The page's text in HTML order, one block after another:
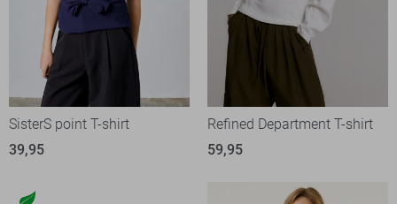
SisterS point T-shirt
39,95
Refined Department T-shirt
59,95